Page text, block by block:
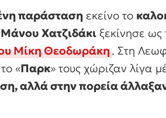
παράσταση εκείνο το
Μάνου Χατζιδάκι ξεκίνησε ως
Μίκη Θεοδωράκη. Στη
«Παρκ» τους χώριζαν λίγα
αλλά στην πορεία άλλαξαν